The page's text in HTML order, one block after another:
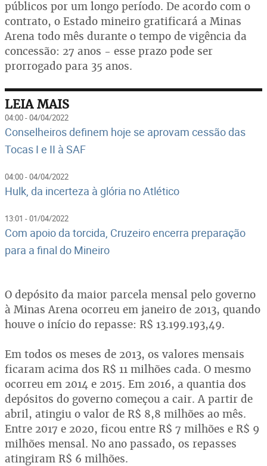
públicos por um longo período. De acordo com o
contrato, o Estado mineiro gratificará a Minas
Arena todo mês durante o tempo de vigência da
concessão: 27 anos - esse prazo pode ser
prorrogado para 35 anos.
LEIA MAIS
04:00 - 04/04/2022
Conselheiros definem hoje se aprovam cessão das
Tocas I e II à SAF
04:00 - 04/04/2022
Hulk, da incerteza à glória no Atlético
13:01 - 01/04/2022
Com apoio da torcida, Cruzeiro encerra preparação
para a final do Mineiro
O depósito da maior parcela mensal pelo governo
à Minas Arena ocorreu em janeiro de 2013, quando
houve o início do repasse: R$ 13.199.193,49.
Em todos os meses de 2013, os valores mensais
ficaram acima dos R$ 11 milhões cada. O mesmo
ocorreu em 2014 e 2015. Em 2016, a quantia dos
depósitos do governo começou a cair. A partir de
abril, atingiu o valor de R$ 8,8 milhões ao mês.
Entre 2017 e 2020, ficou entre R$ 7 milhões e R$ 9
milhões mensal. No ano passado, os repasses
atingiram R$ 6 milhões.